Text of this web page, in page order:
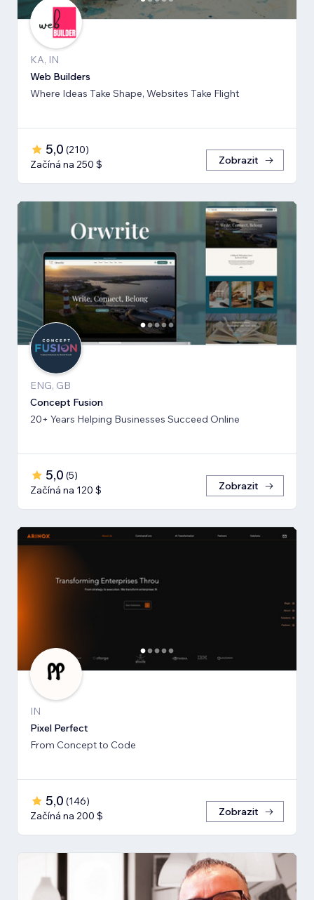
KA, IN
Web Builders
Where Ideas Take Shape, Websites Take Flight
5,0 (210)
Začíná na 250 $
Zobrazit
ENG, GB
Concept Fusion
20+ Years Helping Businesses Succeed Online
5,0 (5)
Začíná na 120 $
Zobrazit
IN
Pixel Perfect
From Concept to Code
5,0 (146)
Začíná na 200 $
Zobrazit